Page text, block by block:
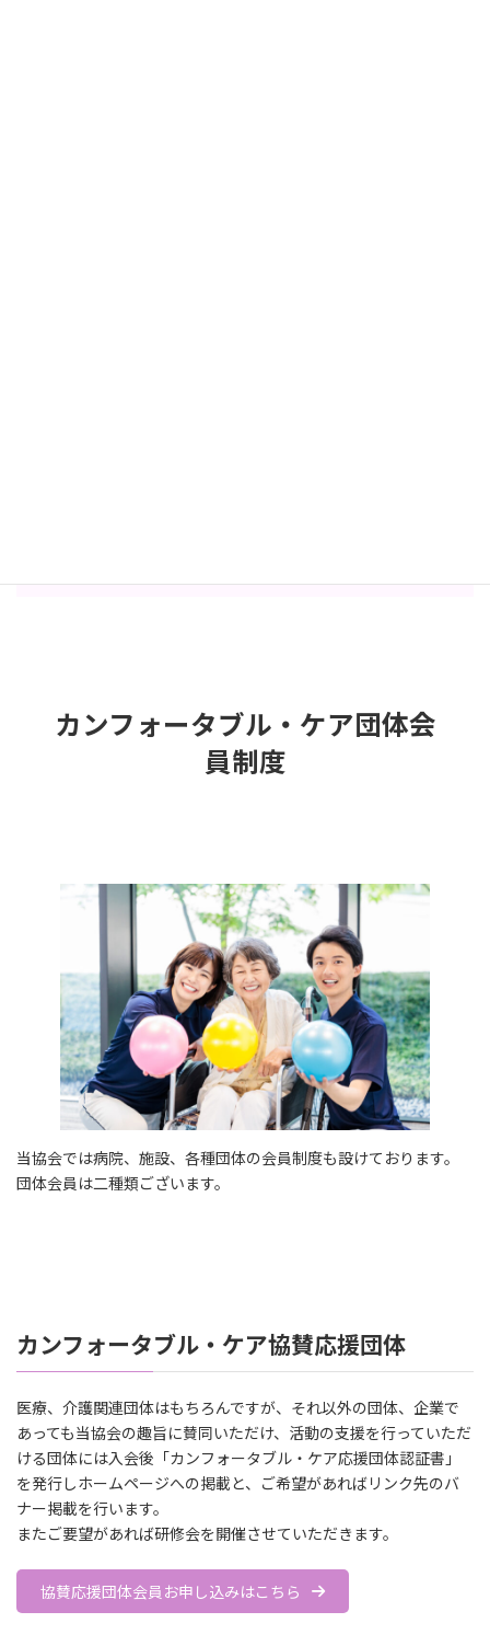
カンフォータブル・ケア団体会
員制度
当協会では病院、施設、各種団体の会員制度も設けております。
団体会員は二種類ございます。
カンフォータブル・ケア協賛応援団体
医療、介護関連団体はもちろんですが、それ以外の団体、企業で
あっても当協会の趣旨に賛同いただけ、活動の支援を行っていただ
ける団体には入会後「カンフォータブル・ケア応援団体認証書」
を発行しホームページへの掲載と、ご希望があればリンク先のバ
ナー掲載を行います。
またご要望があれば研修会を開催させていただきます。
協賛応援団体会員お申し込みはこちら